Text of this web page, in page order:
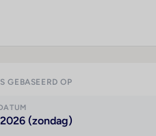
GEBASEERD OP
(zondag)